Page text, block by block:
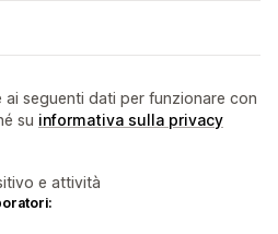
seguenti dati per funzionare con
su informativa sulla privacy
e attività